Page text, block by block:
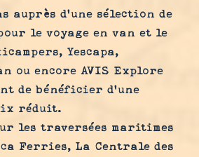
auprès d’une sélection de
le voyage en van et le
Yescapa,
ou encore AVIS Explore
de bénéficier d’une
réduit.
les traversées maritimes
Ferries, La Centrale des